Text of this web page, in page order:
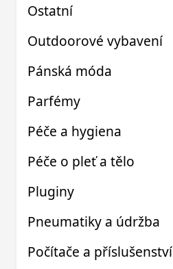
Ostatní
Outdoorové vybavení
Pánská móda
Parfémy
Péče a hygiena
Péče o pleť a tělo
Pluginy
Pneumatiky a údržba
Počítače a příslušenství